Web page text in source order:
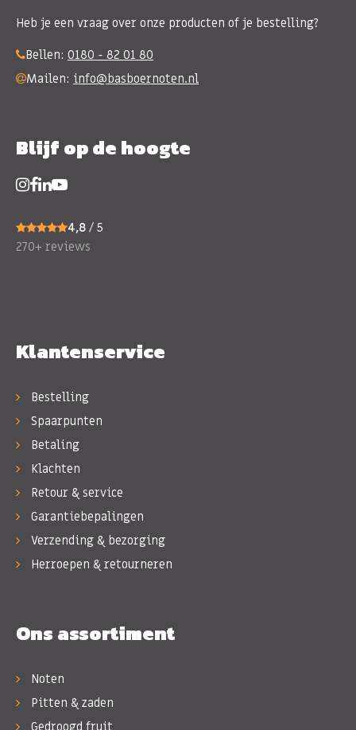
Heb je een vraag over onze producten of je bestelling?
Bellen: 0180 - 82 01 80
Mailen: info@basboernoten.nl
Blijf op de hoogte
4,8 / 5
270+ reviews
Klantenservice
Bestelling
Spaarpunten
Betaling
Klachten
Retour & service
Garantiebepalingen
Verzending & bezorging
Herroepen & retourneren
Ons assortiment
Noten
Pitten & zaden
Gedroogd fruit